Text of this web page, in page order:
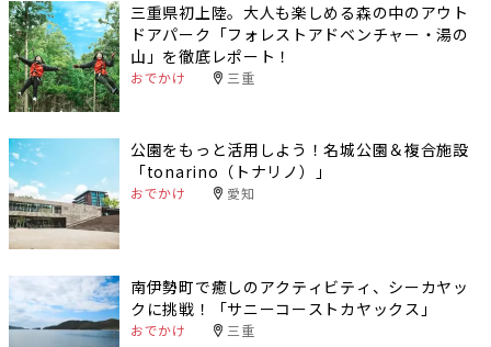
三重県初上陸。大人も楽しめる森の中のアウト
ドアパーク「フォレストアドベンチャー・湯の
山」を徹底レポート！
おでかけ 三重
公園をもっと活用しよう！名城公園＆複合施設
「tonarino（トナリノ）」
おでかけ 愛知
南伊勢町で癒しのアクティビティ、シーカヤッ
クに挑戦！「サニーコーストカヤックス」
おでかけ 三重